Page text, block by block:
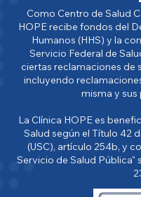
Como Centro de Salud
HOPE recibe fondos del
Humanos (HHS) y la
Servicio Federal de
ciertas reclamaciones de
incluyendo
misma y
La Clínica HOPE es
Salud según el Título 42
(USC), artículo 254b, y
Servicio de Salud Pública"